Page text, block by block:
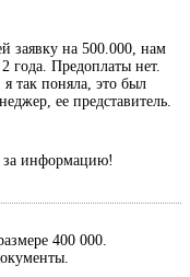
заявку на 500.000, нам
года. Предоплаты нет.
так поняла, это был
ее представитель.
за информацию!
400 000.